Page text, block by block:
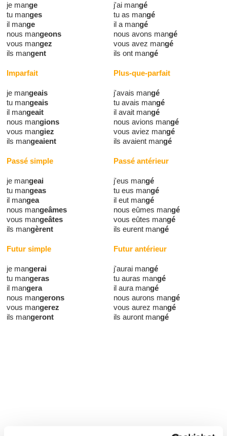
je mange
tu manges
il mange
nous mangeons
vous mangez
ils mangent
j'ai mangé
tu as mangé
il a mangé
nous avons mangé
vous avez mangé
ils ont mangé
Imparfait
je mangeais
tu mangeais
il mangeait
nous mangions
vous mangiez
ils mangeaient
Plus-que-parfait
j'avais mangé
tu avais mangé
il avait mangé
nous avions mangé
vous aviez mangé
ils avaient mangé
Passé simple
je mangeai
tu mangeas
il mangea
nous mangeâmes
vous mangeâtes
ils mangèrent
Passé antérieur
j'eus mangé
tu eus mangé
il eut mangé
nous eûmes mangé
vous eûtes mangé
ils eurent mangé
Futur simple
je mangerai
tu mangeras
il mangera
nous mangerons
vous mangerez
ils mangeront
Futur antérieur
j'aurai mangé
tu auras mangé
il aura mangé
nous aurons mangé
vous aurez mangé
ils auront mangé